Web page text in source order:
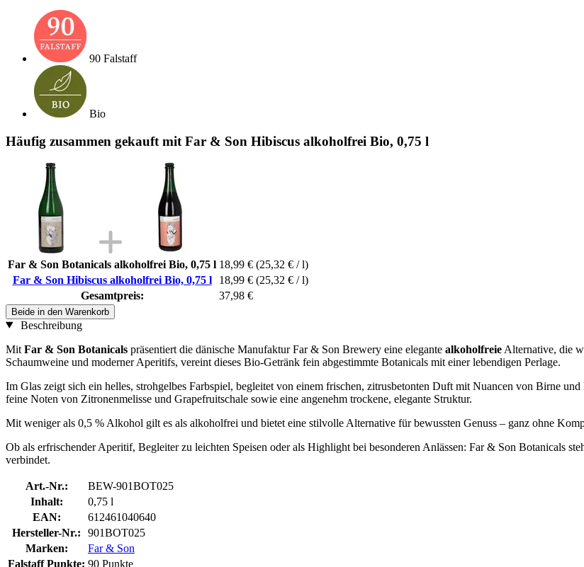
90 Falstaff
Bio
Häufig zusammen gekauft mit Far & Son Hibiscus alkoholfrei Bio, 0,75 l
Far & Son Botanicals alkoholfrei Bio, 0,75 l 18,99 € (25,32 € / l)
Far & Son Hibiscus alkoholfrei Bio, 0,75 l
18,99 € (25,32 € / l)
Gesamtpreis:
37,98 €
Beide in den Warenkorb
Beschreibung
Mit Far & Son Botanicals präsentiert die dänische Manufaktur Far & Son Brewery eine elegante alkoholfreie Alternative, die
Schaumweine und moderner Aperitifs, vereint dieses Bio-Getränk fein abgestimmte Botanicals mit einer lebendigen Perlage.
Im Glas zeigt sich ein helles, strohgelbes Farbspiel, begleitet von einem frischen, zitrusbetonten Duft mit Nuancen von Birne
feine Noten von Zitronenmelisse und Grapefruitschale sowie eine angenehm trockene, elegante Struktur.
Mit weniger als 0,5 % Alkohol gilt es als alkoholfrei und bietet eine stilvolle Alternative für bewussten Genuss – ganz ohne
Ob als erfrischender Aperitif, Begleiter zu leichten Speisen oder als Highlight bei besonderen Anlässen: Far & Son Botanicals
verbindet.
Art.-Nr.:
BEW-901BOT025
Inhalt:
0,75 l
EAN:
612461040640
Hersteller-Nr.:
901BOT025
Marken:
Far & Son
Falstaff Punkte: 90 Punkte